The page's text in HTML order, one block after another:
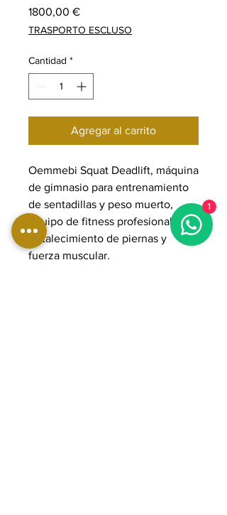
1800,00 €Precio
TRASPORTO ESCLUSO
Cantidad *
Agregar al carrito
Oemmebi Squat Deadlift, máquina
de gimnasio para entrenamiento
de sentadillas y peso muerto,
equipo de fitness profesional para
fortalecimiento de piernas y
fuerza muscular.
1